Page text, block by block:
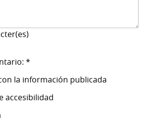
*
la información publicada
accesibilidad